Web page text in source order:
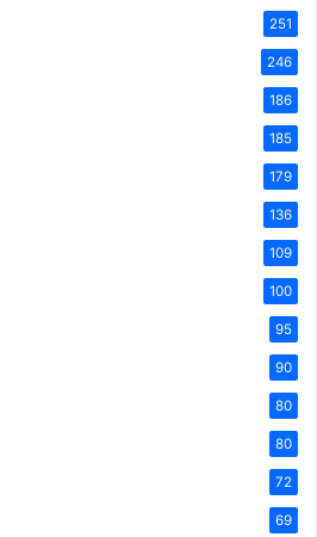
251
246
186
185
179
136
109
100
95
90
80
80
72
69